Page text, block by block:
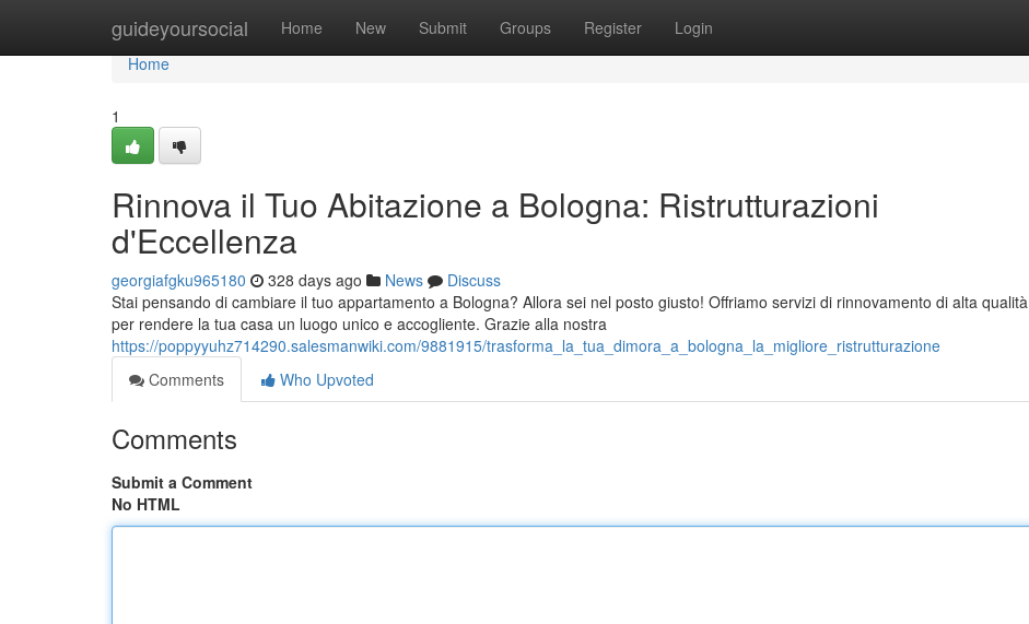
guideyoursocial Home New Submit Groups Register Login
Home
Home
1
Rinnova il Tuo Abitazione a Bologna: Ristrutturazioni
d'Eccellenza
georgiafgku965180 328 days ago News
Discuss
Stai pensando di cambiare il tuo appartamento a Bologna? Allora sei nel posto giusto! Offriamo servizi di rinnovamento di alta qualità
per rendere la tua casa un luogo unico e accogliente. Grazie alla nostra
https://poppyyuhz714290.salesmanwiki.com/9881915/trasforma_la_tua_dimora_a_bologna_la_migliore_ristrutturazione
Comments
Who Upvoted
Comments
Submit a Comment
No HTML